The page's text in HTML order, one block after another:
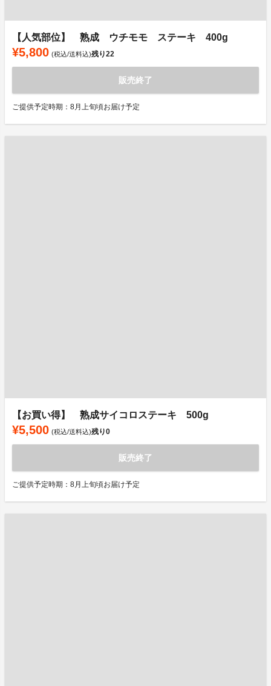
【人気部位】 熟成 ウチモモ ステーキ 400g
¥5,800 (税込/送料込)残り22
販売終了
ご提供予定時期：8月上旬頃お届け予定
【お買い得】 熟成サイコロステーキ 500g
¥5,500 (税込/送料込)残り0
販売終了
ご提供予定時期：8月上旬頃お届け予定